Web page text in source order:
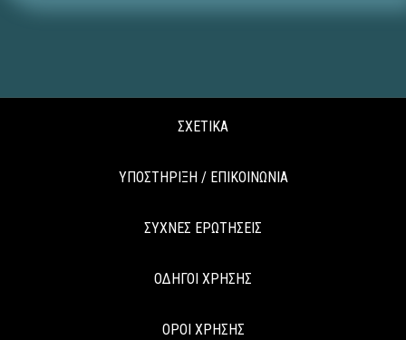
ΣΧΕΤΙΚΑ
ΥΠΟΣΤΗΡΙΞΗ / ΕΠΙΚΟΙΝΩΝΙΑ
ΣΥΧΝΕΣ ΕΡΩΤΗΣΕΙΣ
ΟΔΗΓΟΙ ΧΡΗΣΗΣ
ΟΡΟΙ ΧΡΗΣΗΣ